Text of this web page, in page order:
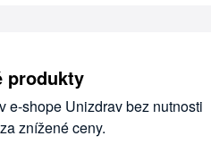
produkty
e-shope Unizdrav bez nutnosti
znížené ceny.